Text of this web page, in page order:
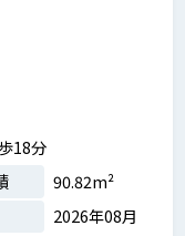
18分
90.82m²
2026年08月